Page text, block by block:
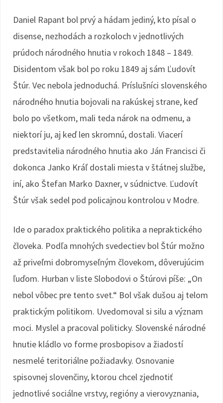
Daniel Rapant bol prvý a hádam jediný, kto písal o
disense, nezhodách a rozkoloch v jednotlivých
prúdoch národného hnutia v rokoch 1848 – 1849.
Disidentom však bol po roku 1849 aj sám Ľudovít
Štúr. Vec nebola jednoduchá. Príslušníci slovenského
národného hnutia bojovali na rakúskej strane, keď
bolo po všetkom, mali teda nárok na odmenu, a
niektorí ju, aj keď len skromnú, dostali. Viacerí
predstavitelia národného hnutia ako Ján Francisci či
dokonca Janko Kráľ dostali miesta v štátnej službe,
iní, ako Štefan Marko Daxner, v súdnictve. Ľudovít
Štúr však sedel pod policajnou kontrolou v Modre.
Ide o paradox praktického politika a nepraktického
človeka. Podľa mnohých svedectiev bol Štúr možno
až priveľmi dobromyseľným človekom, dôverujúcim
ľuďom. Hurban v liste Slobodovi o Štúrovi píše: „On
nebol vôbec pre tento svet.“ Bol však dušou aj telom
praktickým politikom. Uvedomoval si silu a význam
moci. Myslel a pracoval politicky. Slovenské národné
hnutie kládlo vo forme prosbopisov a žiadostí
nesmelé teritoriálne požiadavky. Osnovanie
spisovnej slovenčiny, ktorou chcel zjednotiť
jednotlivé sociálne vrstvy, regióny a vierovyznania,